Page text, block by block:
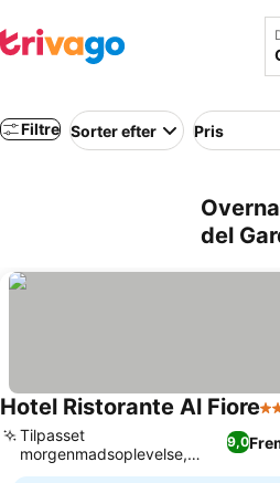
Filtre Sorter efter Pris
del
Hotel Ristorante Al Fiore3
9,0
Tilpasset
morgenmadsoplevelse,
Direkte adgang til søen